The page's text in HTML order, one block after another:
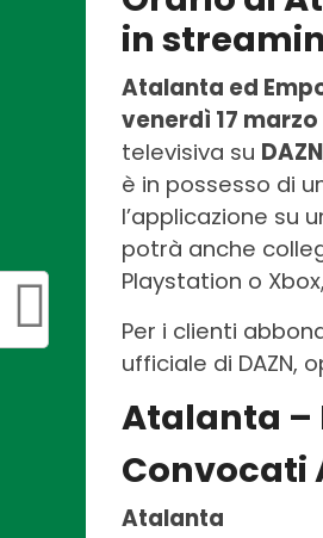
in
Atalanta ed
venerdì 17 marzo
televisiva su
è in possesso di
l’applicazione su
potrà anche
Playstation o
Per i clienti
ufficiale di DAZN,
Atalanta –
Convocati
Atalanta